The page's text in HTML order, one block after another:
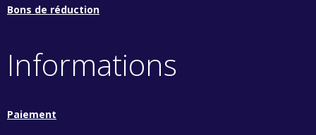
Bons de réduction
Informations
Paiement